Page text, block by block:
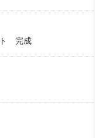
ト 完成